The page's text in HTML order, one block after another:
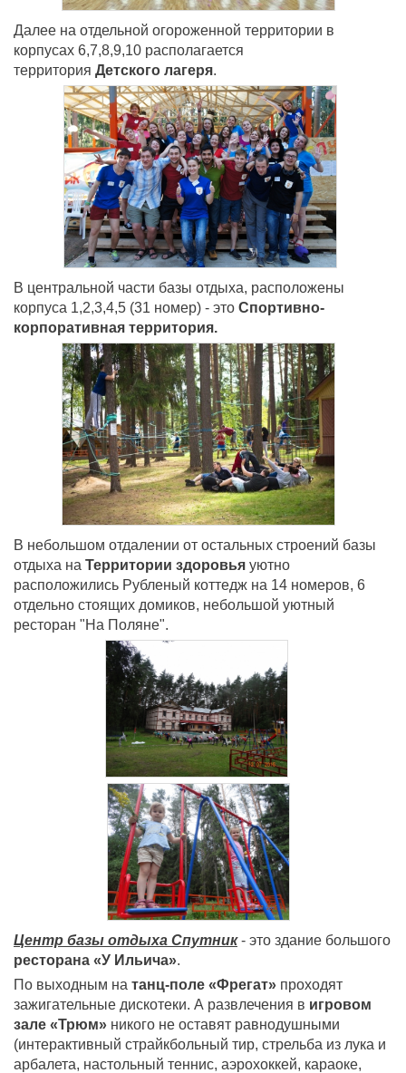
Далее на отдельной огороженной территории в
корпусах 6,7,8,9,10 располагается
территория Детского лагеря.
В центральной части базы отдыха, расположены
корпуса 1,2,3,4,5 (31 номер) - это Спортивно-
корпоративная территория.
В небольшом отдалении от остальных строений базы
отдыха на Территории здоровья уютно
расположились Рубленый коттедж на 14 номеров, 6
отдельно стоящих домиков, небольшой уютный
ресторан "На Поляне".
Центр базы отдыха Спутник- это здание большого
ресторана «У Ильича».
По выходным на танц-поле «Фрегат» проходят
зажигательные дискотеки. А развлечения в игровом
зале «Трюм» никого не оставят равнодушными
(интерактивный страйкбольный тир, стрельба из лука и
арбалета, настольный теннис, аэрохоккей, караоке,